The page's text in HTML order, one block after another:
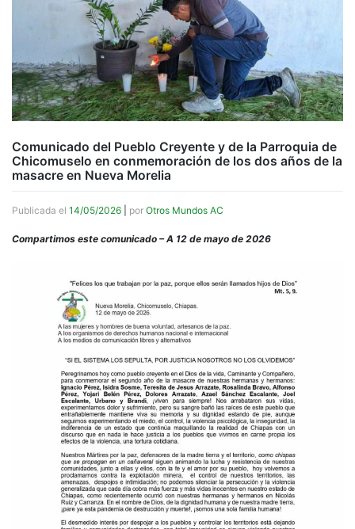
Comunicado del Pueblo Creyente y de la Parroquia de
Chicomuselo en conmemoración de los dos años de la
masacre en Nueva Morelia
Publicada el 14/05/2026 por Otros Mundos AC
Compartimos este comunicado – A 12 de mayo de 2026